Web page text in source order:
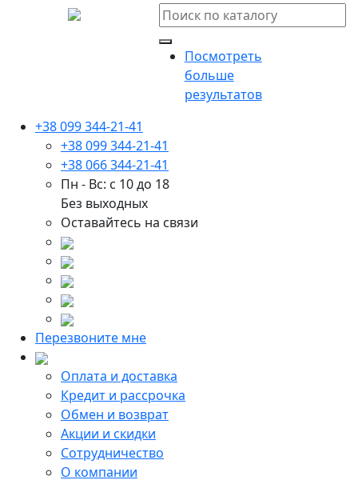
Посмотреть
больше
результатов
+38 099 344-21-41
+38 099 344-21-41
+38 066 344-21-41
Пн - Вс: с 10 до 18
Без выходных
Оставайтесь на связи
Перезвоните мне
Оплата и доставка
Кредит и рассрочка
Обмен и возврат
Акции и скидки
Сотрудничество
О компании